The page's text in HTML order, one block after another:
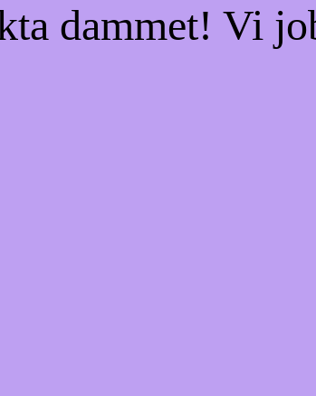
dammet! Vi